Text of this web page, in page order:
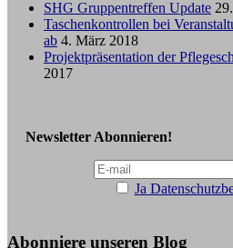
SHG Gruppentreffen Update
Taschenkontrollen bei
ab 4. März 2018
Projektpräsentation der
2017
Newsletter Abonnieren!
Ja
Abonniere unseren Blog